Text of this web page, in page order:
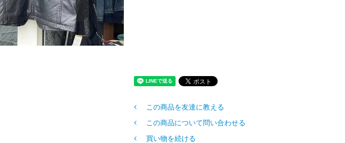
この商品を友達に教える
この商品について問い合わせる
買い物を続ける